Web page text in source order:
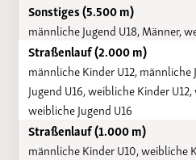
Sonstiges (5.500 m)
männliche Jugend U18, Männer,
Straßenlauf (2.000 m)
männliche Kinder U12, männliche
Jugend U16, weibliche Kinder
weibliche Jugend U16
Straßenlauf (1.000 m)
männliche Kinder U10, weibliche